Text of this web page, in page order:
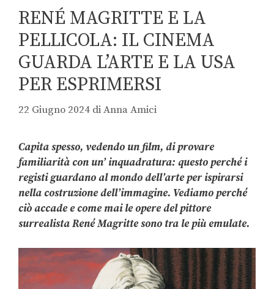
RENÉ MAGRITTE E LA
PELLICOLA: IL CINEMA
GUARDA L’ARTE E LA USA
PER ESPRIMERSI
22 Giugno 2024 diAnna Amici
Capita spesso, vedendo un film, di provare
familiarità con un’ inquadratura: questo perché i
registi guardano al mondo dell’arte per ispirarsi
nella costruzione dell’immagine. Vediamo perché
ciò accade e come mai le opere del pittore
surrealista René Magritte sono tra le più emulate.